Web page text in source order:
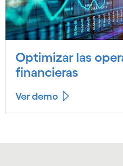
Optimizar las
financieras
Ver demo